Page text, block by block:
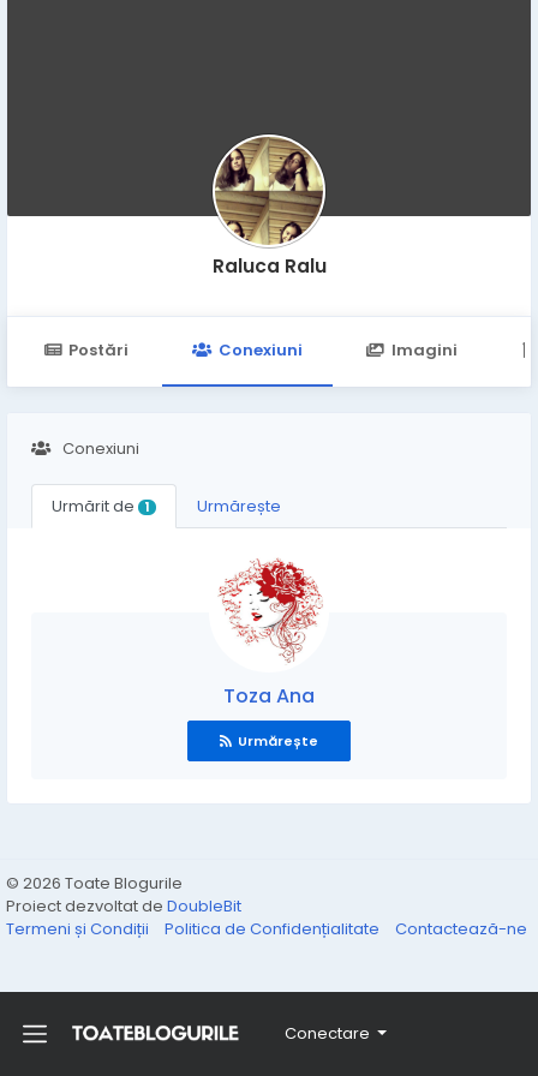
Conectare
Raluca Ralu
Postări Conexiuni Imagini
Conexiuni
Urmărit de 1 Urmărește
Toza Ana
Urmărește
© 2026 Toate Blogurile
Proiect dezvoltat de DoubleBit
Termeni și Condiții
Politica de Confidențialitate Contactează-ne